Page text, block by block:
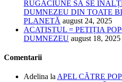
RUGĂCIUNE SĂ SE
DUMNEZEU DIN TOATE
PLANETĂ august 24, 2025
ACATISTUL = PETIȚIA
DUMNEZEU august 18, 2025
Comentarii
Adelina la APEL CĂTRE